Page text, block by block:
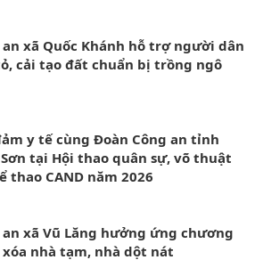
an xã Quốc Khánh hỗ trợ người dân
cải tạo đất chuẩn bị trồng ngô
y tế cùng Đoàn Công an tỉnh
tại Hội thao quân sự, võ thuật
thao CAND năm 2026
an xã Vũ Lăng hưởng ứng chương
nhà tạm, nhà dột nát